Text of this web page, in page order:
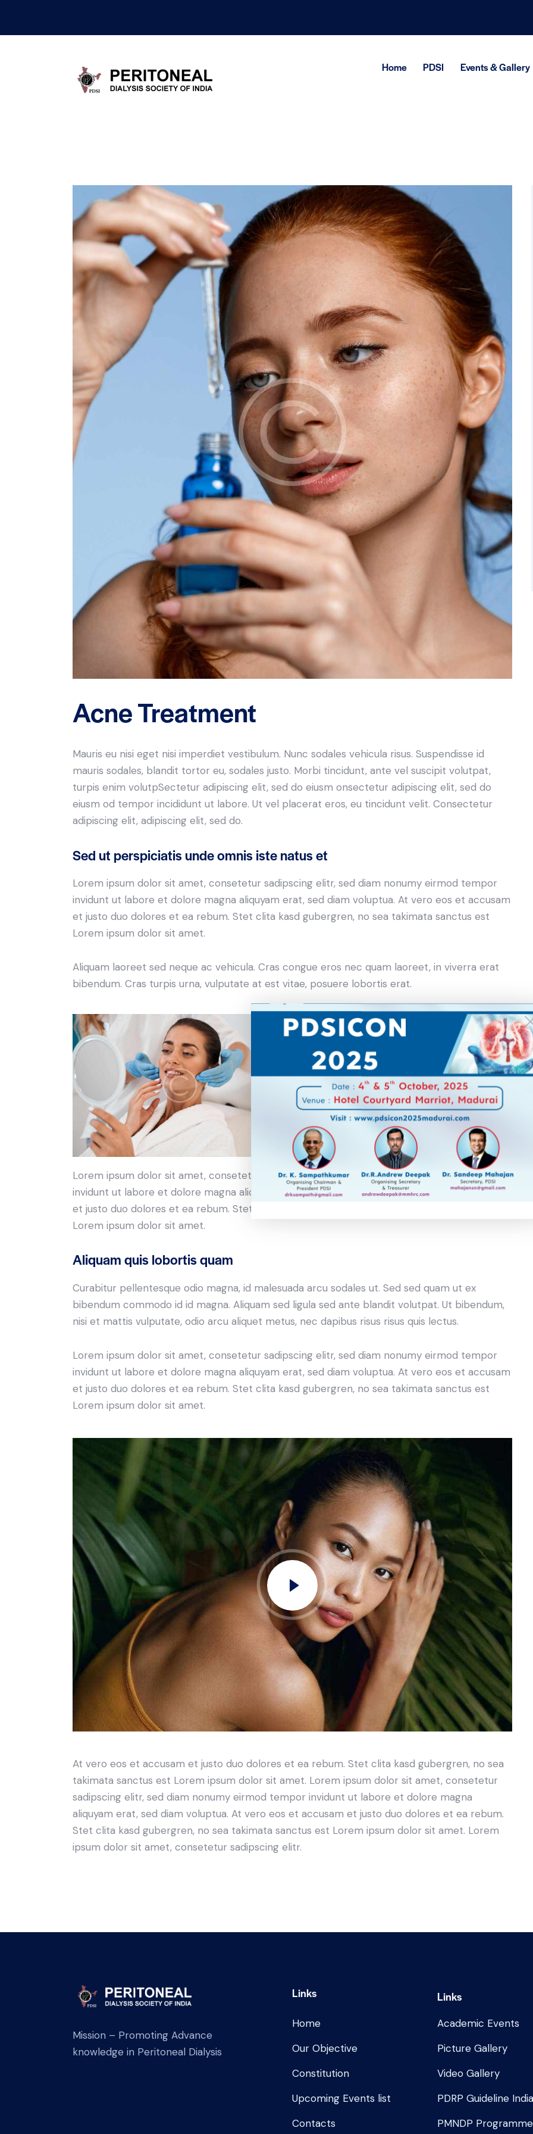
Home PDSI Events & Gallery
Acne Treatment
Mauris eu nisi eget nisi imperdiet vestibulum. Nunc sodales vehicula risus. Suspendisse id
mauris sodales, blandit tortor eu, sodales justo. Morbi tincidunt, ante vel suscipit volutpat,
turpis enim volutpSectetur adipiscing elit, sed do eiusm onsectetur adipiscing elit, sed do
eiusm od tempor incididunt ut labore. Ut vel placerat eros, eu tincidunt velit. Consectetur
adipiscing elit, adipiscing elit, sed do.
Sed ut perspiciatis unde omnis iste natus et
Lorem ipsum dolor sit amet, consetetur sadipscing elitr, sed diam nonumy eirmod tempor
invidunt ut labore et dolore magna aliquyam erat, sed diam voluptua. At vero eos et accusam
et justo duo dolores et ea rebum. Stet clita kasd gubergren, no sea takimata sanctus est
Lorem ipsum dolor sit amet.
Aliquam laoreet sed neque ac vehicula. Cras congue eros nec quam laoreet, in viverra erat
bibendum. Cras turpis urna, vulputate at est vitae, posuere lobortis erat.
Lorem ipsum dolor sit amet, consetetur sadipscing elitr, sed diam nonumy eirmod tempor
invidunt ut labore et dolore magna aliquyam erat, sed diam voluptua. At vero eos et accusam
et justo duo dolores et ea rebum. Stet clita kasd gubergren, no sea takimata sanctus est
Lorem ipsum dolor sit amet.
Aliquam quis lobortis quam
Curabitur pellentesque odio magna, id malesuada arcu sodales ut. Sed sed quam ut ex
bibendum commodo id id magna. Aliquam sed ligula sed ante blandit volutpat. Ut bibendum,
nisi et mattis vulputate, odio arcu aliquet metus, nec dapibus risus risus quis lectus.
Lorem ipsum dolor sit amet, consetetur sadipscing elitr, sed diam nonumy eirmod tempor
invidunt ut labore et dolore magna aliquyam erat, sed diam voluptua. At vero eos et accusam
et justo duo dolores et ea rebum. Stet clita kasd gubergren, no sea takimata sanctus est
Lorem ipsum dolor sit amet.
At vero eos et accusam et justo duo dolores et ea rebum. Stet clita kasd gubergren, no sea
takimata sanctus est Lorem ipsum dolor sit amet. Lorem ipsum dolor sit amet, consetetur
sadipscing elitr, sed diam nonumy eirmod tempor invidunt ut labore et dolore magna
aliquyam erat, sed diam voluptua. At vero eos et accusam et justo duo dolores et ea rebum.
Stet clita kasd gubergren, no sea takimata sanctus est Lorem ipsum dolor sit amet. Lorem
ipsum dolor sit amet, consetetur sadipscing elitr.
Mission – Promoting Advance
knowledge in Peritoneal Dialysis
Links
Home
Our Objective
Constitution
Upcoming Events list
Contacts
Links
Academic Events
Picture Gallery
Video Gallery
PDRP Guideline India
PMNDP Programme